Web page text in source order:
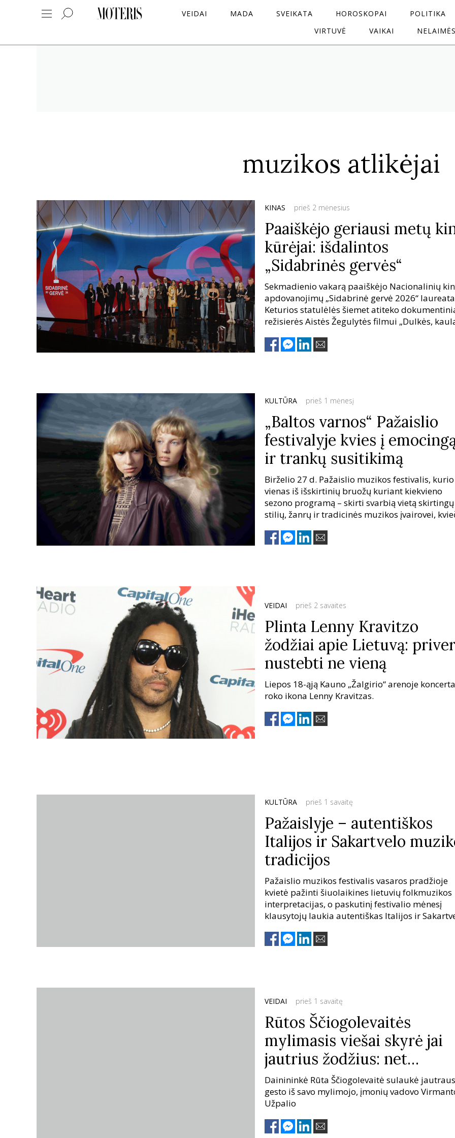
VEIDAI MADA SVEIKATA HOROSKOPAI POLITIKA
VIRTUVĖ
VAIKAI NELAIMĖS
muzikos atlikėjai
KINAS prieš 2 mėnesius
Paaiškėjo geriausi metų
kūrėjai: išdalintos
„Sidabrinės gervės“
Sekmadienio vakarą paaiškėjo Nacionalinių
apdovanojimų „Sidabrinė gervė 2026“
Keturios statulėlės šiemet atiteko
režisierės Aistės Žegulytės filmui „Dulkės,
vaidybinei juostai „Svečias“. Ceremonijos metu iš
KULTŪRA prieš 1 mėnesį
„Baltos varnos“ Pažaislio
festivalyje kvies į
ir trankų susitikimą
Birželio 27 d. Pažaislio muzikos festivalis, kurio
vienas iš išskirtinių bruožų kuriant kiekvieno
sezono programą – skirti svarbią vietą skirtingų
stilių, žanrų ir tradicinės muzikos įvairovei,
VEIDAI prieš 2 savaites
Plinta Lenny Kravitzo
žodžiai apie Lietuvą:
nustebti ne vieną
Liepos 18-ąją Kauno „Žalgirio“ arenoje
roko ikona Lenny Kravitzas.
KULTŪRA prieš 1 savaitę
Pažaislyje – autentiškos
Italijos ir Sakartvelo
tradicijos
Pažaislio muzikos festivalis vasaros pradžioje
kvietė pažinti šiuolaikines lietuvių folkmuzikos
interpretacijas, o paskutinį festivalio mėnesį
klausytojų laukia autentiškas Italijos ir
VEIDAI prieš 1 savaitę
Rūtos Ščiogolevaitės
mylimasis viešai skyrė jai
jautrius žodžius: net
šiaušiasi oda
Dainininkė Rūta Ščiogolevaitė sulaukė jautraus
gesto iš savo mylimojo, įmonių vadovo
Užpalio